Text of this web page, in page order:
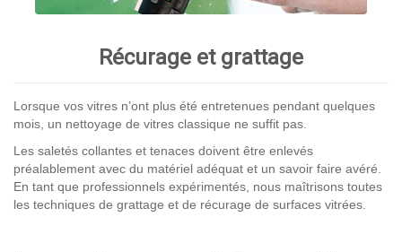
Récurage et grattage
Lorsque vos vitres n’ont plus été entretenues pendant quelques
mois, un nettoyage de vitres classique ne suffit pas.
Les saletés collantes et tenaces doivent être enlevés
préalablement avec du matériel adéquat et un savoir faire avéré.
En tant que professionnels expérimentés, nous maîtrisons toutes
les techniques de grattage et de récurage de surfaces vitrées.